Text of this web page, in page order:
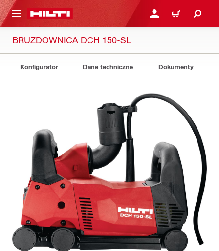
GŁÓWNEJ ZALOGUJ SIĘ LUB
KOSZYK
BRUZDOWNICA DCH 150-SL
Konfigurator Dane techniczne Dokumenty